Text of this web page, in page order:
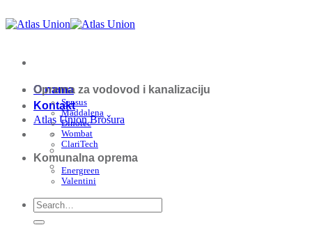
to
O nama
Kontakt
Atlas Union Brošura
Oprema za vodovod i kanalizaciju
Sensus
Maddalena
Dinotec
Wombat
ClariTech
Komunalna oprema
Energreen
Valentini